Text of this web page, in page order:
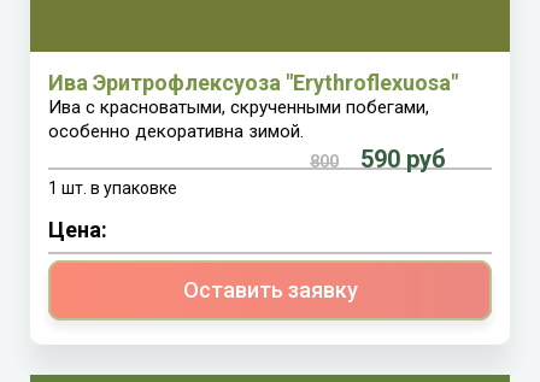
800 590 руб
Ива Эритрофлексуоза "Erythroflexuosa"
Ива с красноватыми, скрученными побегами,
особенно декоративна зимой.
1 шт. в упаковке
Цена:
Оставить заявку